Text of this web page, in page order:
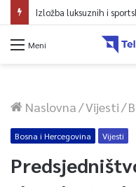
Izložba luksuznih i
Meni
Naslovna/Vijesti/
Bosna i Hercegovina Vijesti